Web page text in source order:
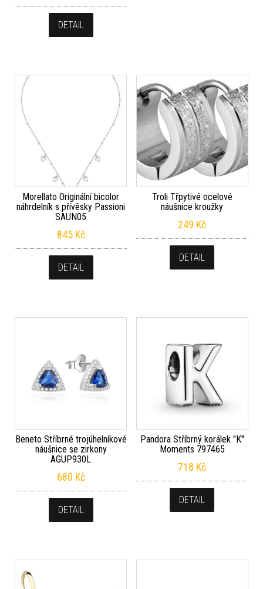
DETAIL
Morellato Originální bicolor
náhrdelník s přívěsky Passioni
SAUN05
845 Kč
DETAIL
Troli Třpytivé ocelové
náušnice kroužky
249 Kč
DETAIL
Beneto Stříbrné trojúhelníkové
náušnice se zirkony
AGUP930L
680 Kč
DETAIL
Pandora Stříbrný korálek "K"
Moments 797465
718 Kč
DETAIL